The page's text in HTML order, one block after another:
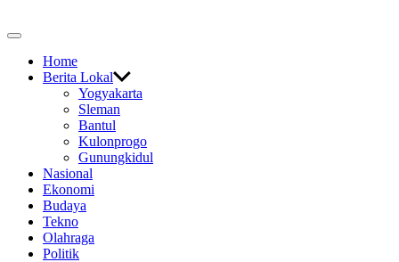
to
Off
CanvasHome
Berita Lokal
Yogyakarta
Sleman
Bantul
Kulonprogo
Gunungkidul
Nasional
Ekonomi
Budaya
Tekno
Olahraga
Politik